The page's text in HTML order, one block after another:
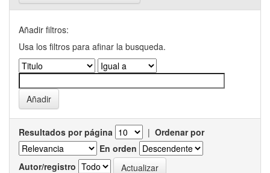
Añadir filtros:
Usa los filtros para afinar la busqueda.
Resultados por página | Ordenar por
En orden
Autor/registro